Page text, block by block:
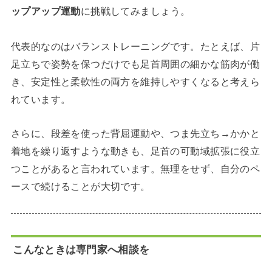
ップアップ運動に挑戦してみましょう。
代表的なのはバランストレーニングです。たとえば、片
足立ちで姿勢を保つだけでも足首周囲の細かな筋肉が働
き、安定性と柔軟性の両方を維持しやすくなると考えら
れています。
さらに、段差を使った背屈運動や、つま先立ち→かかと
着地を繰り返すような動きも、足首の可動域拡張に役立
つことがあると言われています。無理をせず、自分のペ
ースで続けることが大切です。
こんなときは専門家へ相談を